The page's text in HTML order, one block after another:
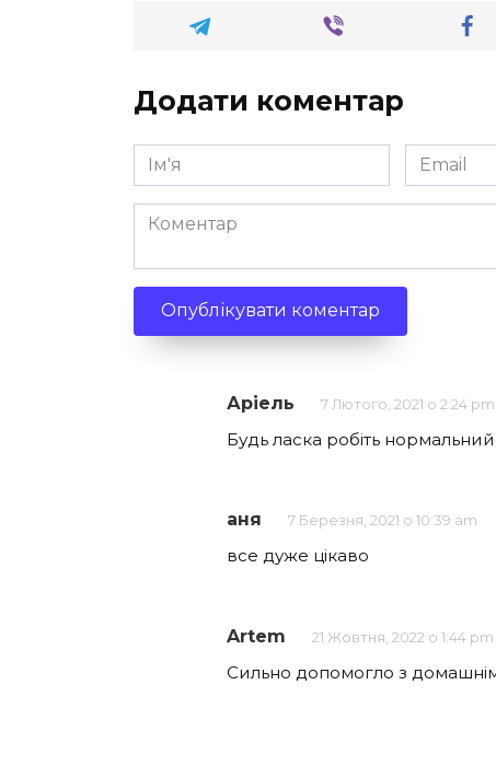
Додати коментар
Ім'я
*
Email
*
Коментар
Аріель 7 Лютого, 2021 о 2:24 pm
Будь ласка робіть нормальний
аня 7 Березня, 2021 о 10:39 am
все дуже цікаво
Artem 21 Жовтня, 2022 о 1:44 pm
Сильно допомогло з